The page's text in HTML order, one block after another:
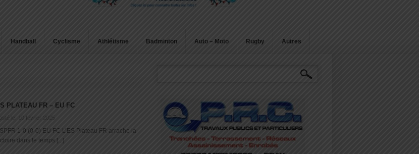
Handball Cyclisme Athlétisme Badminton Auto – Moto Rugby Autres
PLATEAU FR – EU FC
le: 10 février 2025
1-0 (0-0) EU FC L’ES Plateau FR arrache la
dans le temps [...]